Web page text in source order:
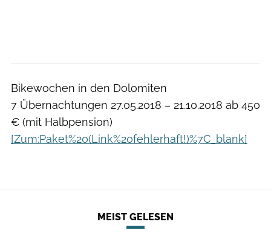
Bikewochen in den Dolomiten
7 Übernachtungen 27.05.2018 – 21.10.2018 ab 450
€ (mit Halbpension)
[Zum:Paket%20(Link%20fehlerhaft!)%7C_blank]
MEIST GELESEN